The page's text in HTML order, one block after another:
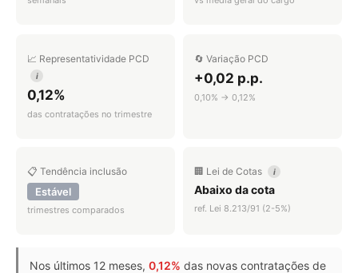
📈 Representatividade PCD
i
0,12%
das contratações no trimestre
🔄 Variação PCD
+0,02 p.p.
0,10% → 0,12%
📋 Tendência inclusão
Estável
trimestres comparados
🏢 Lei de Cotas i
Abaixo da cota
ref. Lei 8.213/91 (2-5%)
Nos últimos 12 meses, 0,12% das novas contratações de